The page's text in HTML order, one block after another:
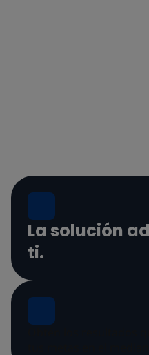
La solución
ti.